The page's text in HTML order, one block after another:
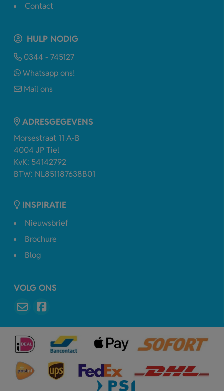
Contact
HULP NODIG
0344 - 745127
Whatsapp ons!
Mail ons
ADRESGEGEVENS
Morsestraat 11 A-B
4004 JP Tiel
KvK: 54142792
BTW: NL851187638B01
INSPIRATIE
Nieuwsbrief
Brochure
Blog
VOLG ONS